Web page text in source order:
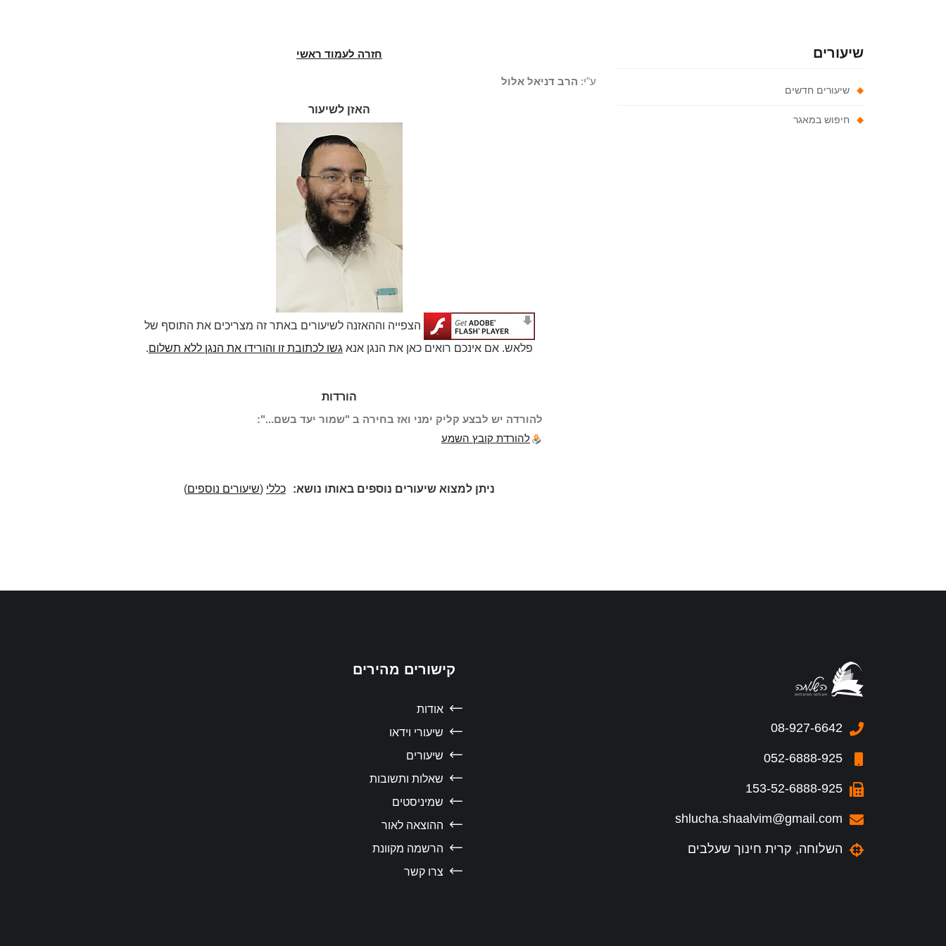
שיעורים
שיעורים חדשים
חיפוש במאגר
חזרה לעמוד ראשי
ע"י: הרב דניאל אלול
האזן לשיעור
הצפייה וההאזנה לשיעורים באתר זה מצריכים את התוסף של
פלאש. אם אינכם רואים כאן את הנגן אנא גשו לכתובת זו והורידו את הנגן ללא תשלום.
הורדות
להורדה יש לבצע קליק ימני ואז בחירה ב "שמור יעד בשם...":
להורדת קובץ השמע
ניתן למצוא שיעורים נוספים באותו נושא: כללי (שיעורים נוספים)
08-927-6642
052-6888-925
153-52-6888-925
shlucha.shaalvim@gmail.com
השלוחה, קרית חינוך שעלבים
קישורים מהירים
אודות
שיעורי וידאו
שיעורים
שאלות ותשובות
שמיניסטים
ההוצאה לאור
הרשמה מקוונת
צרו קשר